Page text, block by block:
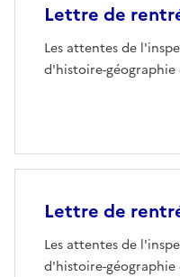
Lettre de
Les attentes de
d'histoire-géographie
Lettre de
Les attentes de
d'histoire-géographie